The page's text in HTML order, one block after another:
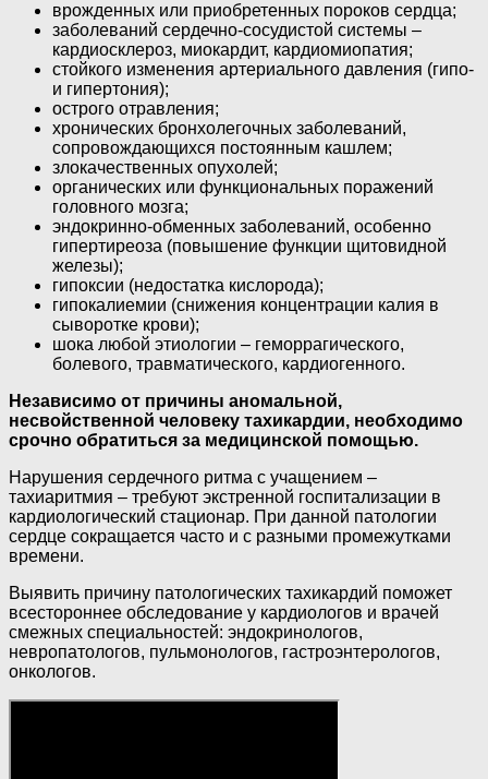
врожденных или приобретенных пороков сердца;
заболеваний сердечно-сосудистой системы –
кардиосклероз, миокардит, кардиомиопатия;
стойкого изменения артериального давления (гипо-
и гипертония);
острого отравления;
хронических бронхолегочных заболеваний,
сопровождающихся постоянным кашлем;
злокачественных опухолей;
органических или функциональных поражений
головного мозга;
эндокринно-обменных заболеваний, особенно
гипертиреоза (повышение функции щитовидной
железы);
гипоксии (недостатка кислорода);
гипокалиемии (снижения концентрации калия в
сыворотке крови);
шока любой этиологии – геморрагического,
болевого, травматического, кардиогенного.
Независимо от причины аномальной,
несвойственной человеку тахикардии, необходимо
срочно обратиться за медицинской помощью.
Нарушения сердечного ритма с учащением –
тахиаритмия – требуют экстренной госпитализации в
кардиологический стационар. При данной патологии
сердце сокращается часто и с разными промежутками
времени.
Выявить причину патологических тахикардий поможет
всестороннее обследование у кардиологов и врачей
смежных специальностей: эндокринологов,
невропатологов, пульмонологов, гастроэнтерологов,
онкологов.